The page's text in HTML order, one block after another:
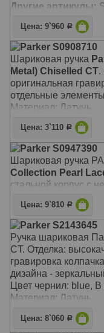
Другие артикулы:
Цена: 9`960 Р
Parker S0908710
Шариковая ручка
Metal) Chiselled CT.
оригинальная
отдельные
Материал: Латунь
Цена: 3`110 Р
Parker S0947390
Шариковая ручка
Collection Pearl
стальной корпус с
Цена: 9`810 Р
Parker S2143645
Ручка шариковая
CT. Отделка:
гравировка
дизайна -
Цвет чернил: blue,
Материал: Латунь
Цена: 8`060 Р